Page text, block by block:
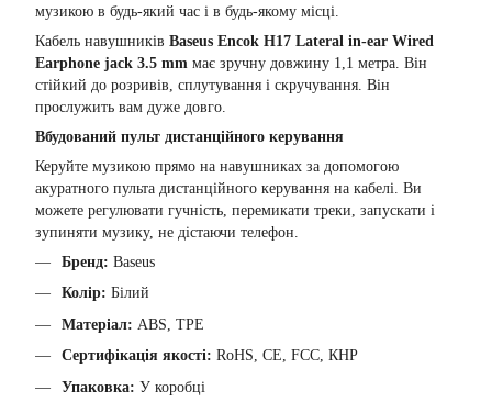
музикою в будь-який час і в будь-якому місці.
Кабель навушників Baseus Encok H17 Lateral in-ear Wired
Earphone jack 3.5 mm має зручну довжину 1,1 метра. Він
стійкий до розривів, сплутування і скручування. Він
прослужить вам дуже довго.
Вбудований пульт дистанційного керування
Керуйте музикою прямо на навушниках за допомогою
акуратного пульта дистанційного керування на кабелі. Ви
можете регулювати гучність, перемикати треки, запускати і
зупиняти музику, не дістаючи телефон.
Бренд: Baseus
Колір: Білий
Матеріал: ABS, TPE
Сертифікація якості: RoHS, CE, FCC, КНР
Упаковка: У коробці